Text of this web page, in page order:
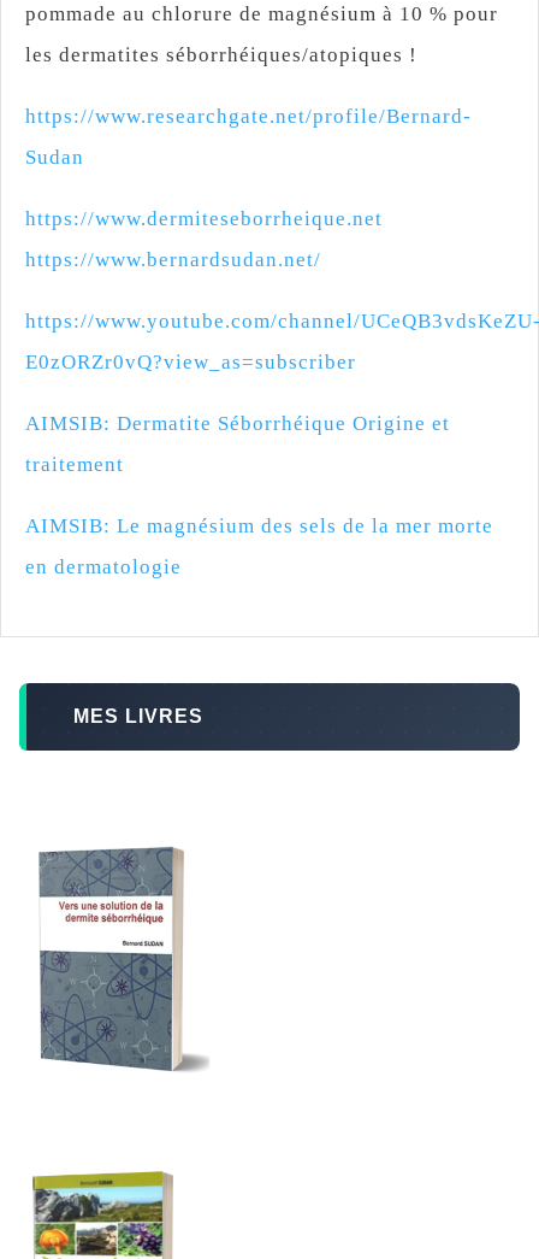
pommade au chlorure de magnésium à 10 % pour
les dermatites séborrhéiques/atopiques !
https://www.researchgate.net/profile/Bernard-
Sudan
https://www.dermiteseborrheique.net
https://www.bernardsudan.net/
https://www.youtube.com/channel/
E0zORZr0vQ?view_as=subscriber
AIMSIB: Dermatite Séborrhéique Origine et
traitement
AIMSIB: Le magnésium des sels de la mer morte
en dermatologie
MES LIVRES